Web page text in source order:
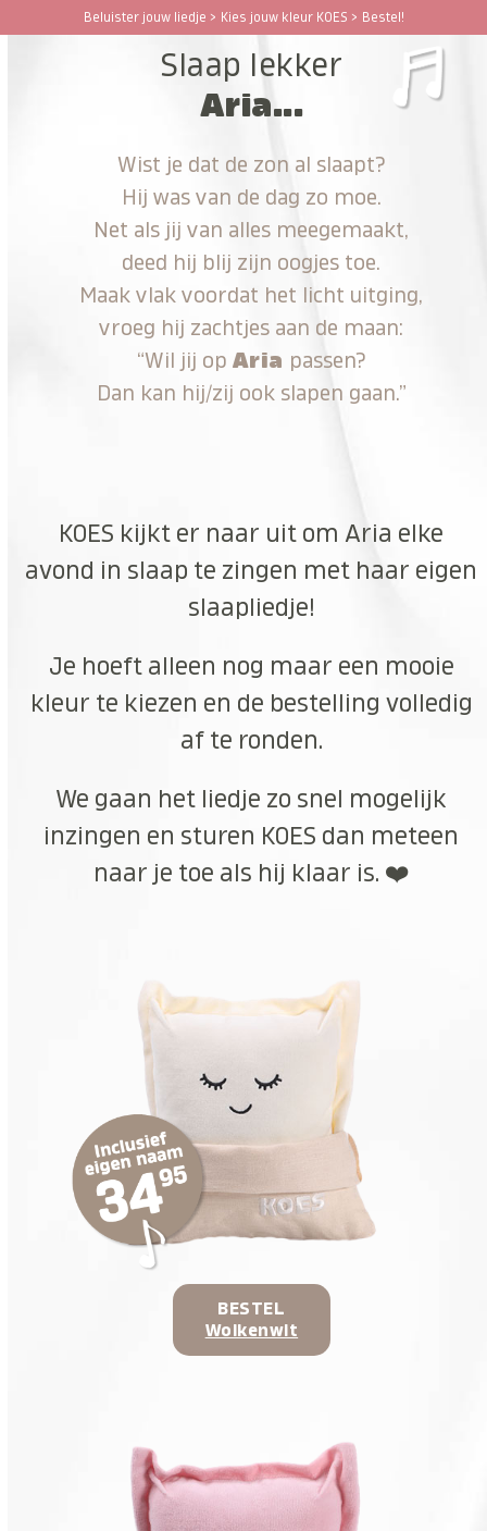
Beluister jouw liedje > Kies jouw kleur KOES > Bestel!
Open
Close
Slaap lekker
Aria...
Wist je dat de zon al slaapt?
Hij was van de dag zo moe.
Net als jij van alles meegemaakt,
deed hij blij zijn oogjes toe.
Maak vlak voordat het licht uitging,
vroeg hij zachtjes aan de maan:
“Wil jij op Aria passen?
Dan kan hij/zij ook slapen gaan.”
KOES kijkt er naar uit om Aria elke
avond in slaap te zingen met haar eigen
slaapliedje!
Je hoeft alleen nog maar een mooie
kleur te kiezen en de bestelling volledig
af te ronden.
We gaan het liedje zo snel mogelijk
inzingen en sturen KOES dan meteen
naar je toe als hij klaar is. ❤️
BESTEL
Wolkenwit